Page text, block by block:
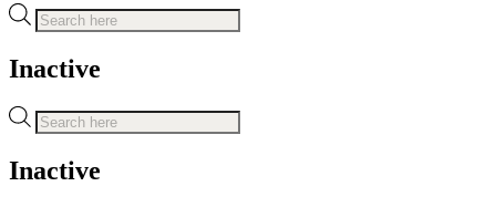
Recherche
de
Inactive
Recherche
de
Inactive